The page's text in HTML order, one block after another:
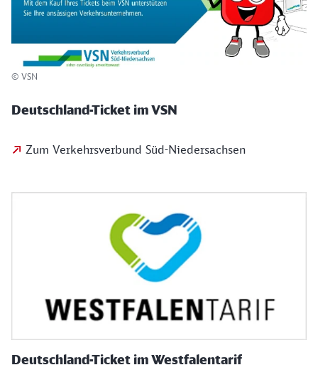
© VSN
Deutschland-Ticket im VSN
Zum Verkehrsverbund Süd-Niedersachsen
Deutschland-Ticket im Westfalentarif